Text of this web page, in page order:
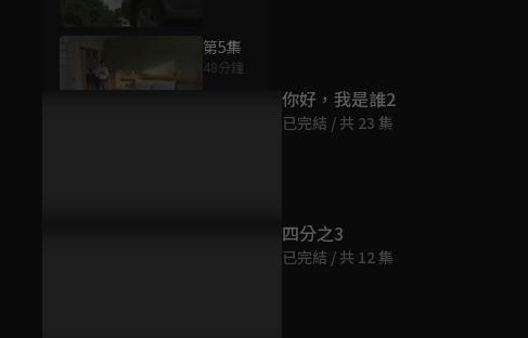
第5集
48分鐘
為您推薦
你好，我是誰2
已完結 / 共 23 集
四分之3
已完結 / 共 12 集